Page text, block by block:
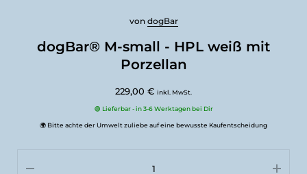
dogBar® M-small - HPL weiß mit
Porzellan
von dogBar
229,00 € inkl. MwSt.
🟢 Lieferbar - in 3-6 Werktagen bei Dir
🌍 Bitte achte der Umwelt zuliebe auf eine bewusste Kaufentscheidung